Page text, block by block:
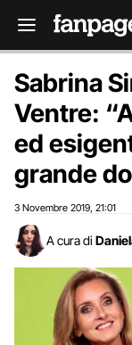
Sabrina
Ventre:
ed
grande
3 Novembre 2019 21:01
A cura di